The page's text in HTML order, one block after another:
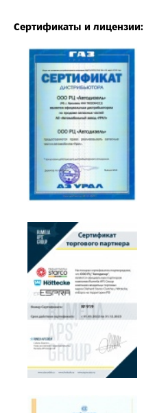
Сертификаты и лицензии: